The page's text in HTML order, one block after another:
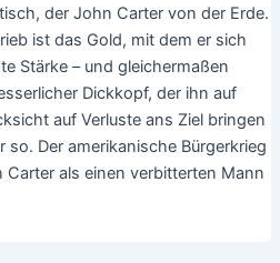
der John Carter von der Erde.
ist das Gold, mit dem er sich
Stärke – und gleichermaßen
Dickkopf, der ihn auf
auf Verluste ans Ziel bringen
so. Der amerikanische Bürgerkrieg
als einen verbitterten Mann